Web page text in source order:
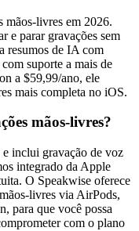
mãos-livres em 2026.
e parar gravações sem
resumos de IA com
suporte a mais de
a $59,99/ano, ele
mais completa no iOS.
mãos-livres?
inclui gravação de voz
integrado da Apple
O Speakwise oferece
livres via AirPods,
para que você possa
com o plano